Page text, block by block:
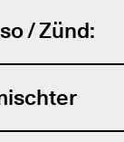
/ Zünd: